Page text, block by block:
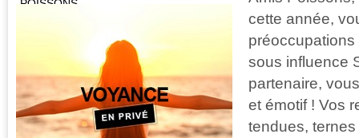
POISSONS
HOROSCOPE PRINTEMPS 2025
HOROSCOPE SPÉCIAL
HOROSCOPE CHINOIS 2025
HOROSCOPE SPÉCIAL
HOROSCOPE 2025 POISSONS
HOROSCOPE SPÉCIAL
cette année,
sous influence
partenaire,
et émotif ! Vos
tendues,